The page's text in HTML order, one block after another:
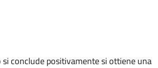
conclude positivamente si ottiene una